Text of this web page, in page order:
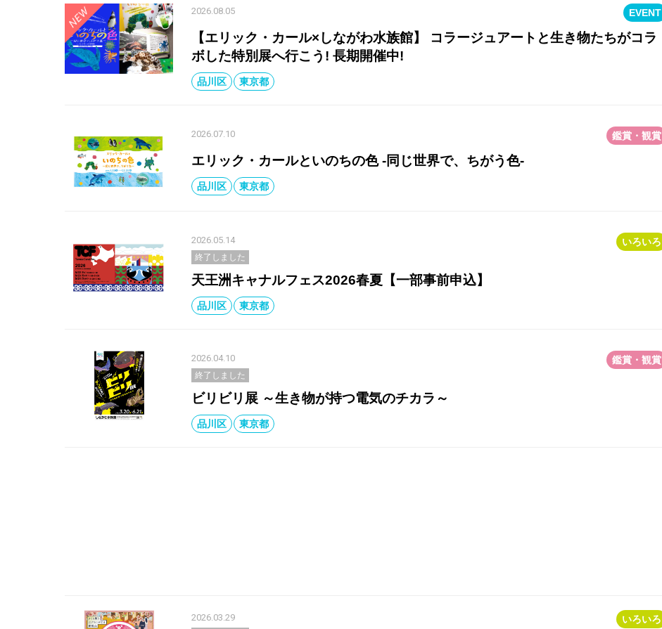
2026.08.05 EVENT
【エリック・カール×しながわ水族館】 コラージュアートと生き物たちがコラ
ボした特別展へ行こう! 長期開催中!
品川区 東京都
2026.07.10 鑑賞・観賞
エリック・カールといのちの色 -同じ世界で、ちがう色-
品川区 東京都
2026.05.14 いろいろ
終了しました
天王洲キャナルフェス2026春夏【一部事前申込】
品川区 東京都
2026.04.10 鑑賞・観賞
終了しました
ビリビリ展 ～生き物が持つ電気のチカラ～
品川区 東京都
2026.03.29 いろいろ